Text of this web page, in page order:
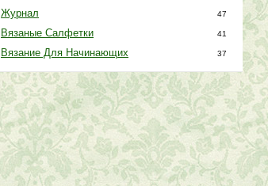
Журнал 47
Вязаные Салфетки 41
Вязание Для Начинающих 37